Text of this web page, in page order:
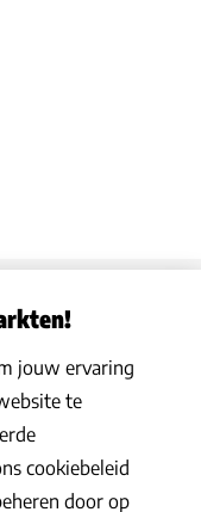
|Hoe werkt het |
voorbehouden
jouw ervaring
te
cookiebeleid
door op